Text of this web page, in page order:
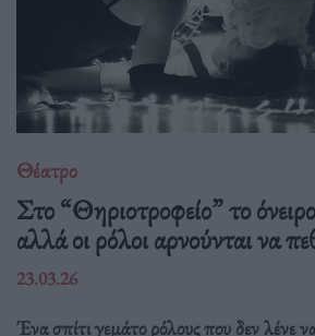
Θέατρο
Στο “Θηριοτροφείο” το
αλλά οι ρόλοι αρνούνται να
23.03.26
Ένα σπίτι γεμάτο ρόλους που δεν λένε